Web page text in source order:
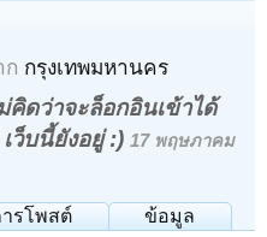
ก กรุงเทพมหานคร
ดว่าจะล็อกอินเข้าได้
ว็บนี้ยังอยู่ :) 17 พฤษภาคม
รโพสต์ ข้อมูล